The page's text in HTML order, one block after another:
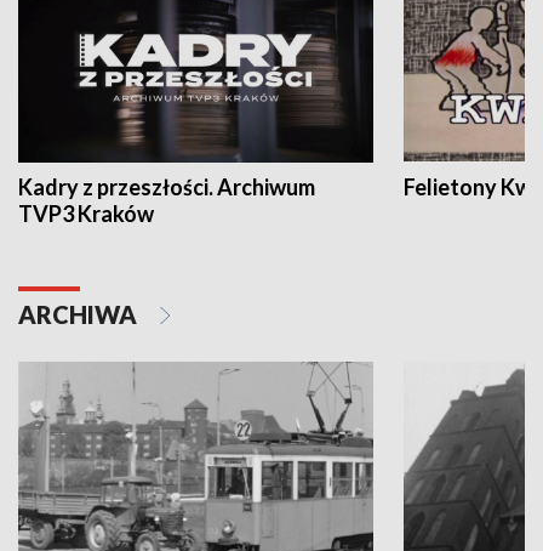
Kadry z przeszłości. Archiwum
TVP3 Kraków
Felietony
ARCHIWA